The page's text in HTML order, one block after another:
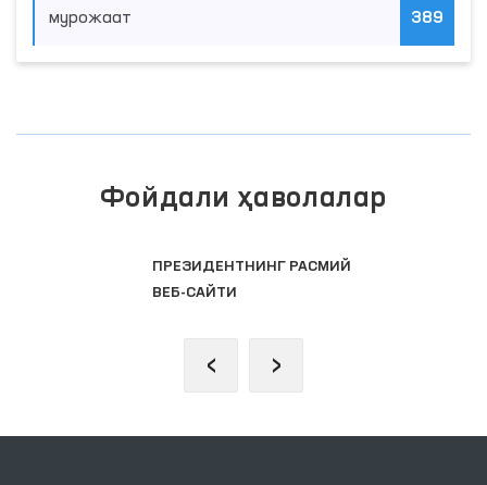
мурожаат 389
Фойдали ҳаволалар
ПРЕЗИДЕНТНИНГ РАСМИЙ
ВЕБ-САЙТИ
‹ ›